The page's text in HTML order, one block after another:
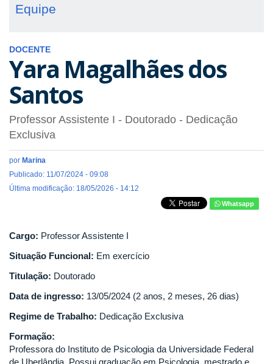
Equipe
DOCENTE
Yara Magalhães dos
Santos
Professor Assistente I - Doutorado - Dedicação
Exclusiva
por Marina
Publicado: 11/07/2024 - 09:08
Última modificação: 18/05/2026 - 14:12
Whatsapp
Cargo: Professor Assistente I
Situação Funcional: Em exercício
Titulação: Doutorado
Data de ingresso: 13/05/2024 (2 anos, 2 meses, 26 dias)
Regime de Trabalho: Dedicação Exclusiva
Formação:
Professora do Instituto de Psicologia da Universidade Federal